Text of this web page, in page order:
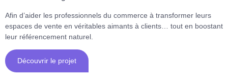
Afin d’aider les professionnels du commerce à transformer leurs
espaces de vente en véritables aimants à clients… tout en boostant
leur référencement naturel.
Découvrir le projet